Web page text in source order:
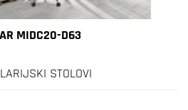
MIDC20-D63
STOLOVI